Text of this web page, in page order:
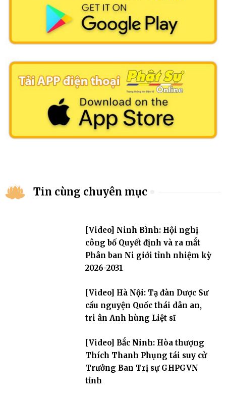
Tin cùng chuyên mục
[Video] Ninh Bình: Hội nghị
công bố Quyết định và ra mắt
Phân ban Ni giới tỉnh nhiệm kỳ
2026-2031
[Video] Hà Nội: Tạ đàn Dược Sư
cầu nguyện Quốc thái dân an,
tri ân Anh hùng Liệt sĩ
[Video] Bắc Ninh: Hòa thượng
Thích Thanh Phụng tái suy cử
Trưởng Ban Trị sự GHPGVN
tỉnh